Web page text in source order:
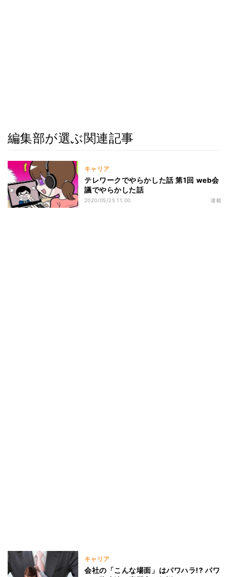
編集部が選ぶ関連記事
キャリア
テレワークでやらかした話 第1回 web会
議でやらかした話
2020/05/25 11:00 連載
キャリア
会社の「こんな場面」はパワハラ!? パワ